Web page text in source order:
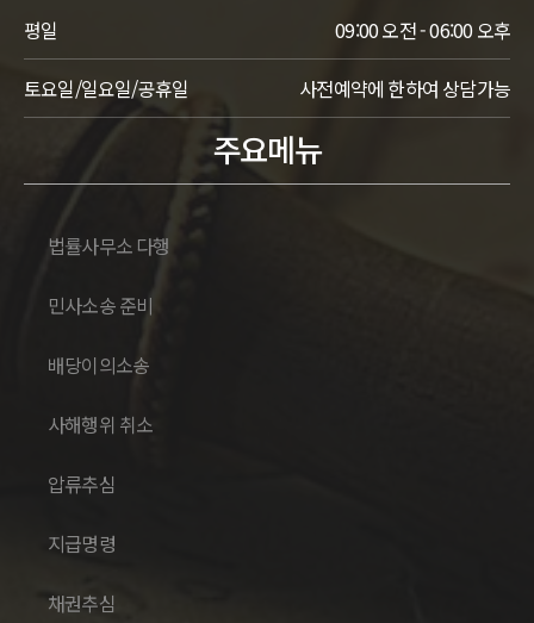
평일 09:00 오전 - 06:00 오후
토요일/일요일/공휴일 사전예약에 한하여 상담가능
주요메뉴
법률사무소 다행
민사소송 준비
배당이의소송
사해행위 취소
압류추심
지급명령
채권추심